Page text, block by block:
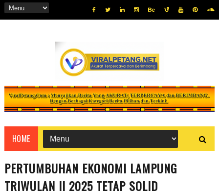
HOME
PERTUMBUHAN EKONOMI LAMPUNG
TRIWULAN II 2025 TETAP SOLID